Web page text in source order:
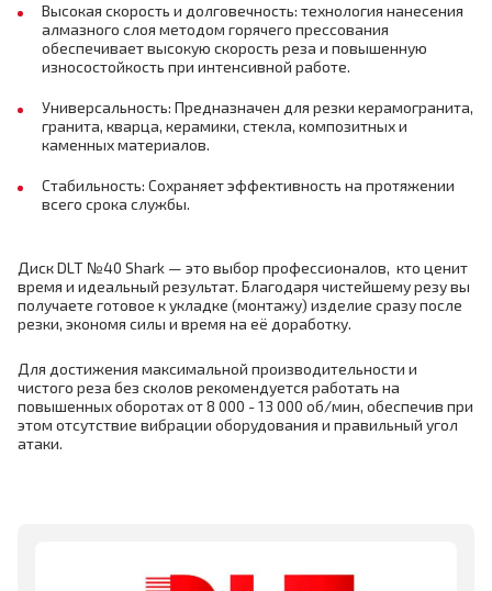
Высокая скорость и долговечность: технология нанесения
алмазного слоя методом горячего прессования
обеспечивает высокую скорость реза и повышенную
износостойкость при интенсивной работе.
Универсальность: Предназначен для резки керамогранита,
гранита, кварца, керамики, стекла, композитных и
каменных материалов.
Стабильность: Сохраняет эффективность на протяжении
всего срока службы.
Диск DLT №40 Shark — это выбор профессионалов, кто ценит
время и идеальный результат. Благодаря чистейшему резу вы
получаете готовое к укладке (монтажу) изделие сразу после
резки, экономя силы и время на её доработку.
Для достижения максимальной производительности и
чистого реза без сколов рекомендуется работать на
повышенных оборотах от 8 000 - 13 000 об/мин, обеспечив при
этом отсутствие вибрации оборудования и правильный угол
атаки.